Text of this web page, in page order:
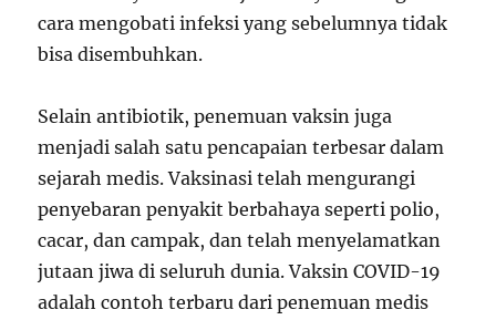
cara mengobati infeksi yang sebelumnya tidak
bisa disembuhkan.
Selain antibiotik, penemuan vaksin juga
menjadi salah satu pencapaian terbesar dalam
sejarah medis. Vaksinasi telah mengurangi
penyebaran penyakit berbahaya seperti polio,
cacar, dan campak, dan telah menyelamatkan
jutaan jiwa di seluruh dunia. Vaksin COVID-19
adalah contoh terbaru dari penemuan medis